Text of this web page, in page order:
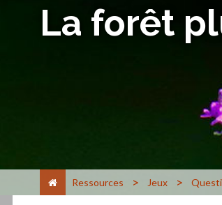
La forêt
Ressources > Jeux >